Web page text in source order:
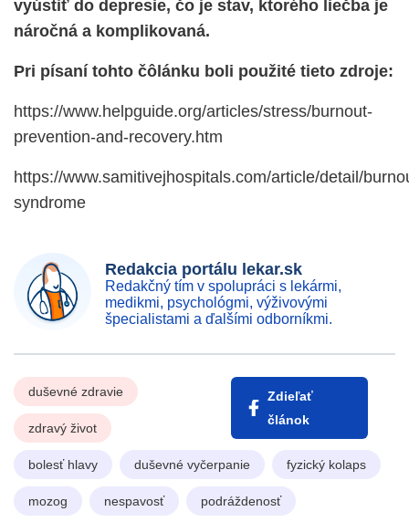
vyústiť do depresie, čo je stav, ktorého liečba je
náročná a komplikovaná.
Pri písaní tohto čôlánku boli použité tieto zdroje:
https://www.helpguide.org/articles/stress/burnout-
prevention-and-recovery.htm
https://www.samitivejhospitals.com/article/detail/
syndrome
Redakcia portálu lekar.sk
Redakčný tím v spolupráci s lekármi,
medikmi, psychológmi, výživovými
špecialistami a ďalšími odborníkmi.
duševné zdravie
zdravý život
Zdieľať
článok
bolesť hlavy duševné vyčerpanie fyzický kolaps
mozog nespavosť podráždenosť